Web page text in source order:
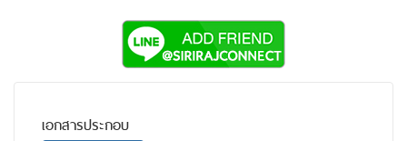
เอกสารประกอบ